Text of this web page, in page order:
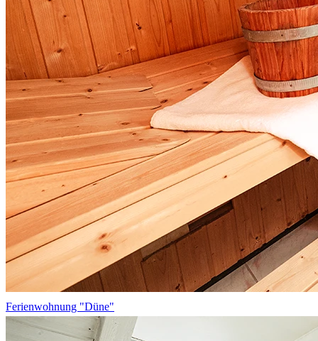
Ferienwohnung "Düne"